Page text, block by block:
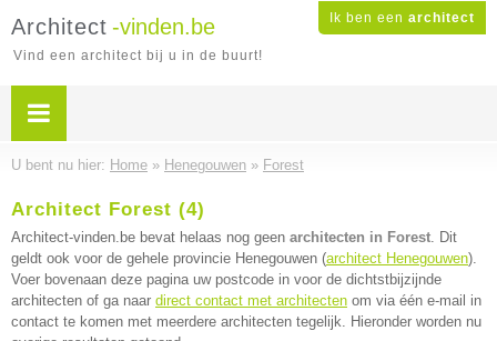
Ik ben een architect
Architect -vinden.be
Vind een architect bij u in de buurt!
U bent nu hier: Home » Henegouwen » Forest
Architect Forest (4)
Architect-vinden.be bevat helaas nog geen architecten in Forest. Dit
geldt ook voor de gehele provincie Henegouwen (architect Henegouwen).
Voer bovenaan deze pagina uw postcode in voor de dichtstbijzijnde
architecten of ga naar direct contact met architecten om via één e-mail in
contact te komen met meerdere architecten tegelijk. Hieronder worden nu